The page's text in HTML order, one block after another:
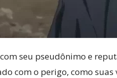
seu pseudônimo e
com o perigo, como